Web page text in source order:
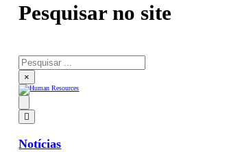
Pesquisar no site
Pesquisar
×
Notícias